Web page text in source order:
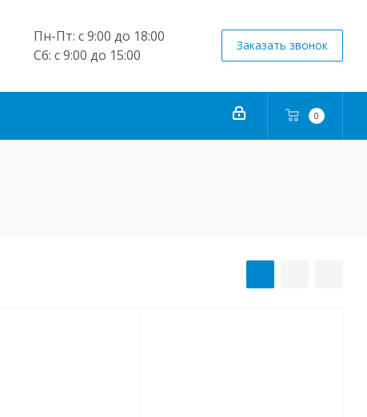
Пн-Пт: с 9:00 до 18:00
Сб: с 9:00 до 15:00
Заказать звонок
0